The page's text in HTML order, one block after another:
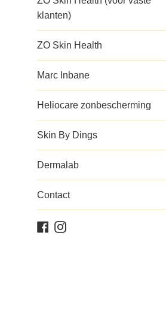
klanten)
ZO Skin Health
Marc Inbane
Heliocare zonbescherming
Skin By Dings
Dermalab
Contact
Facebook
Instagram